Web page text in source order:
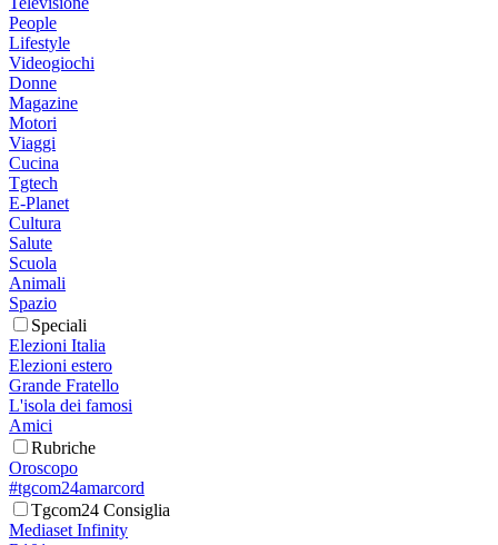
People
Lifestyle
Videogiochi
Donne
Magazine
Motori
Viaggi
Cucina
Tgtech
E-Planet
Cultura
Salute
Scuola
Animali
Spazio
Speciali
Elezioni Italia
Elezioni estero
Grande Fratello
L'isola dei famosi
Amici
Rubriche
Oroscopo
#tgcom24amarcord
Tgcom24 Consiglia
Mediaset Infinity